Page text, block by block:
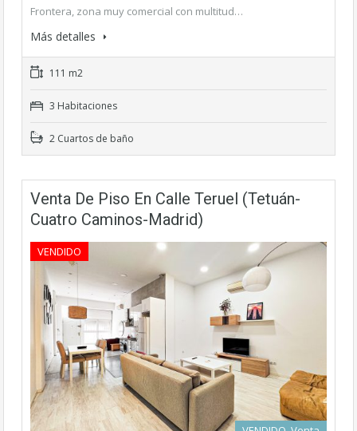
Frontera, zona muy comercial con multitud…
Más detalles
111 m2
3 Habitaciones
2 Cuartos de baño
Venta De Piso En Calle Teruel (Tetuán-
Cuatro Caminos-Madrid)
VENDIDO